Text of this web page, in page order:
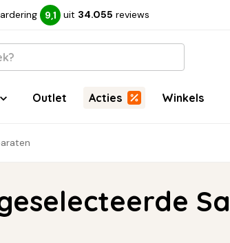
9,1 uit 34.055 reviews
Outlet Acties Winkels